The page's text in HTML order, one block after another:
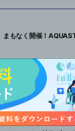
まもなく開催！
オリジナルキャラクタ
訣 ～事例...